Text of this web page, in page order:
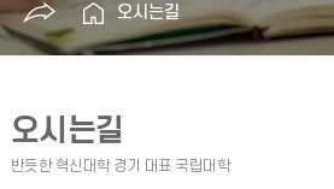
오시는길
오시는길